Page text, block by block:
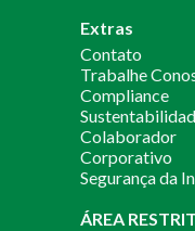
Extras
Contato
Trabalhe
Compliance
Colaborador
Corporativo
Segurança da
ÁREA